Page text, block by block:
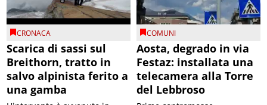
CRONACA
Scarica di sassi sul
Breithorn, tratto in
salvo alpinista ferito a
una gamba
COMUNI
Aosta, degrado in via
Festaz: installata una
telecamera alla Torre
del Lebbroso